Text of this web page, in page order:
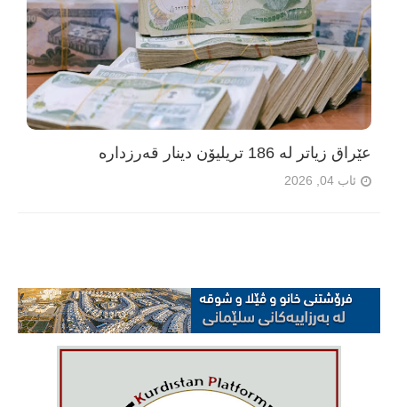
عێراق زیاتر لە 186 تریلیۆن دینار قەرزدارە
ئاب 04, 2026